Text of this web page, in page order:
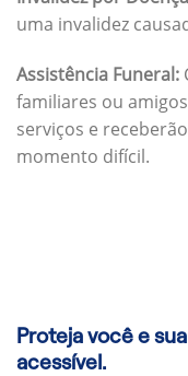
uma invalidez
Assistência Funeral:
familiares ou
serviços e
momento difícil.
Proteja você e
acessível.